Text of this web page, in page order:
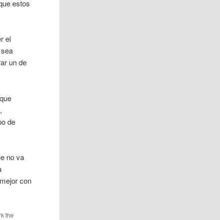
estos
el
un de
de
no va
con
the